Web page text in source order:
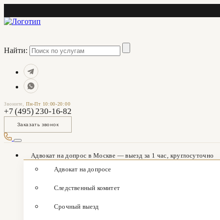
Найти:
Звоните,Пн-Пт 10:00-20:00
+7 (495) 230-16-82
Заказать звонок
Адвокат на допрос в Москве — выезд за 1 час, круглосуточно
Адвокат на допросе
Следственный комитет
Срочный выезд